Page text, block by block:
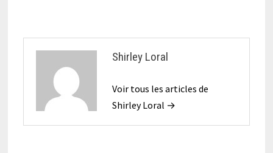
Shirley Loral
Voir tous les articles de
Shirley Loral →